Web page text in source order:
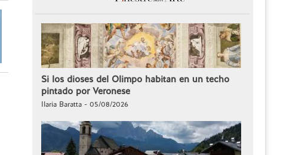
Si los dioses del Olimpo habitan en un techo
pintado por Veronese
Ilaria Baratta - 05/08/2026